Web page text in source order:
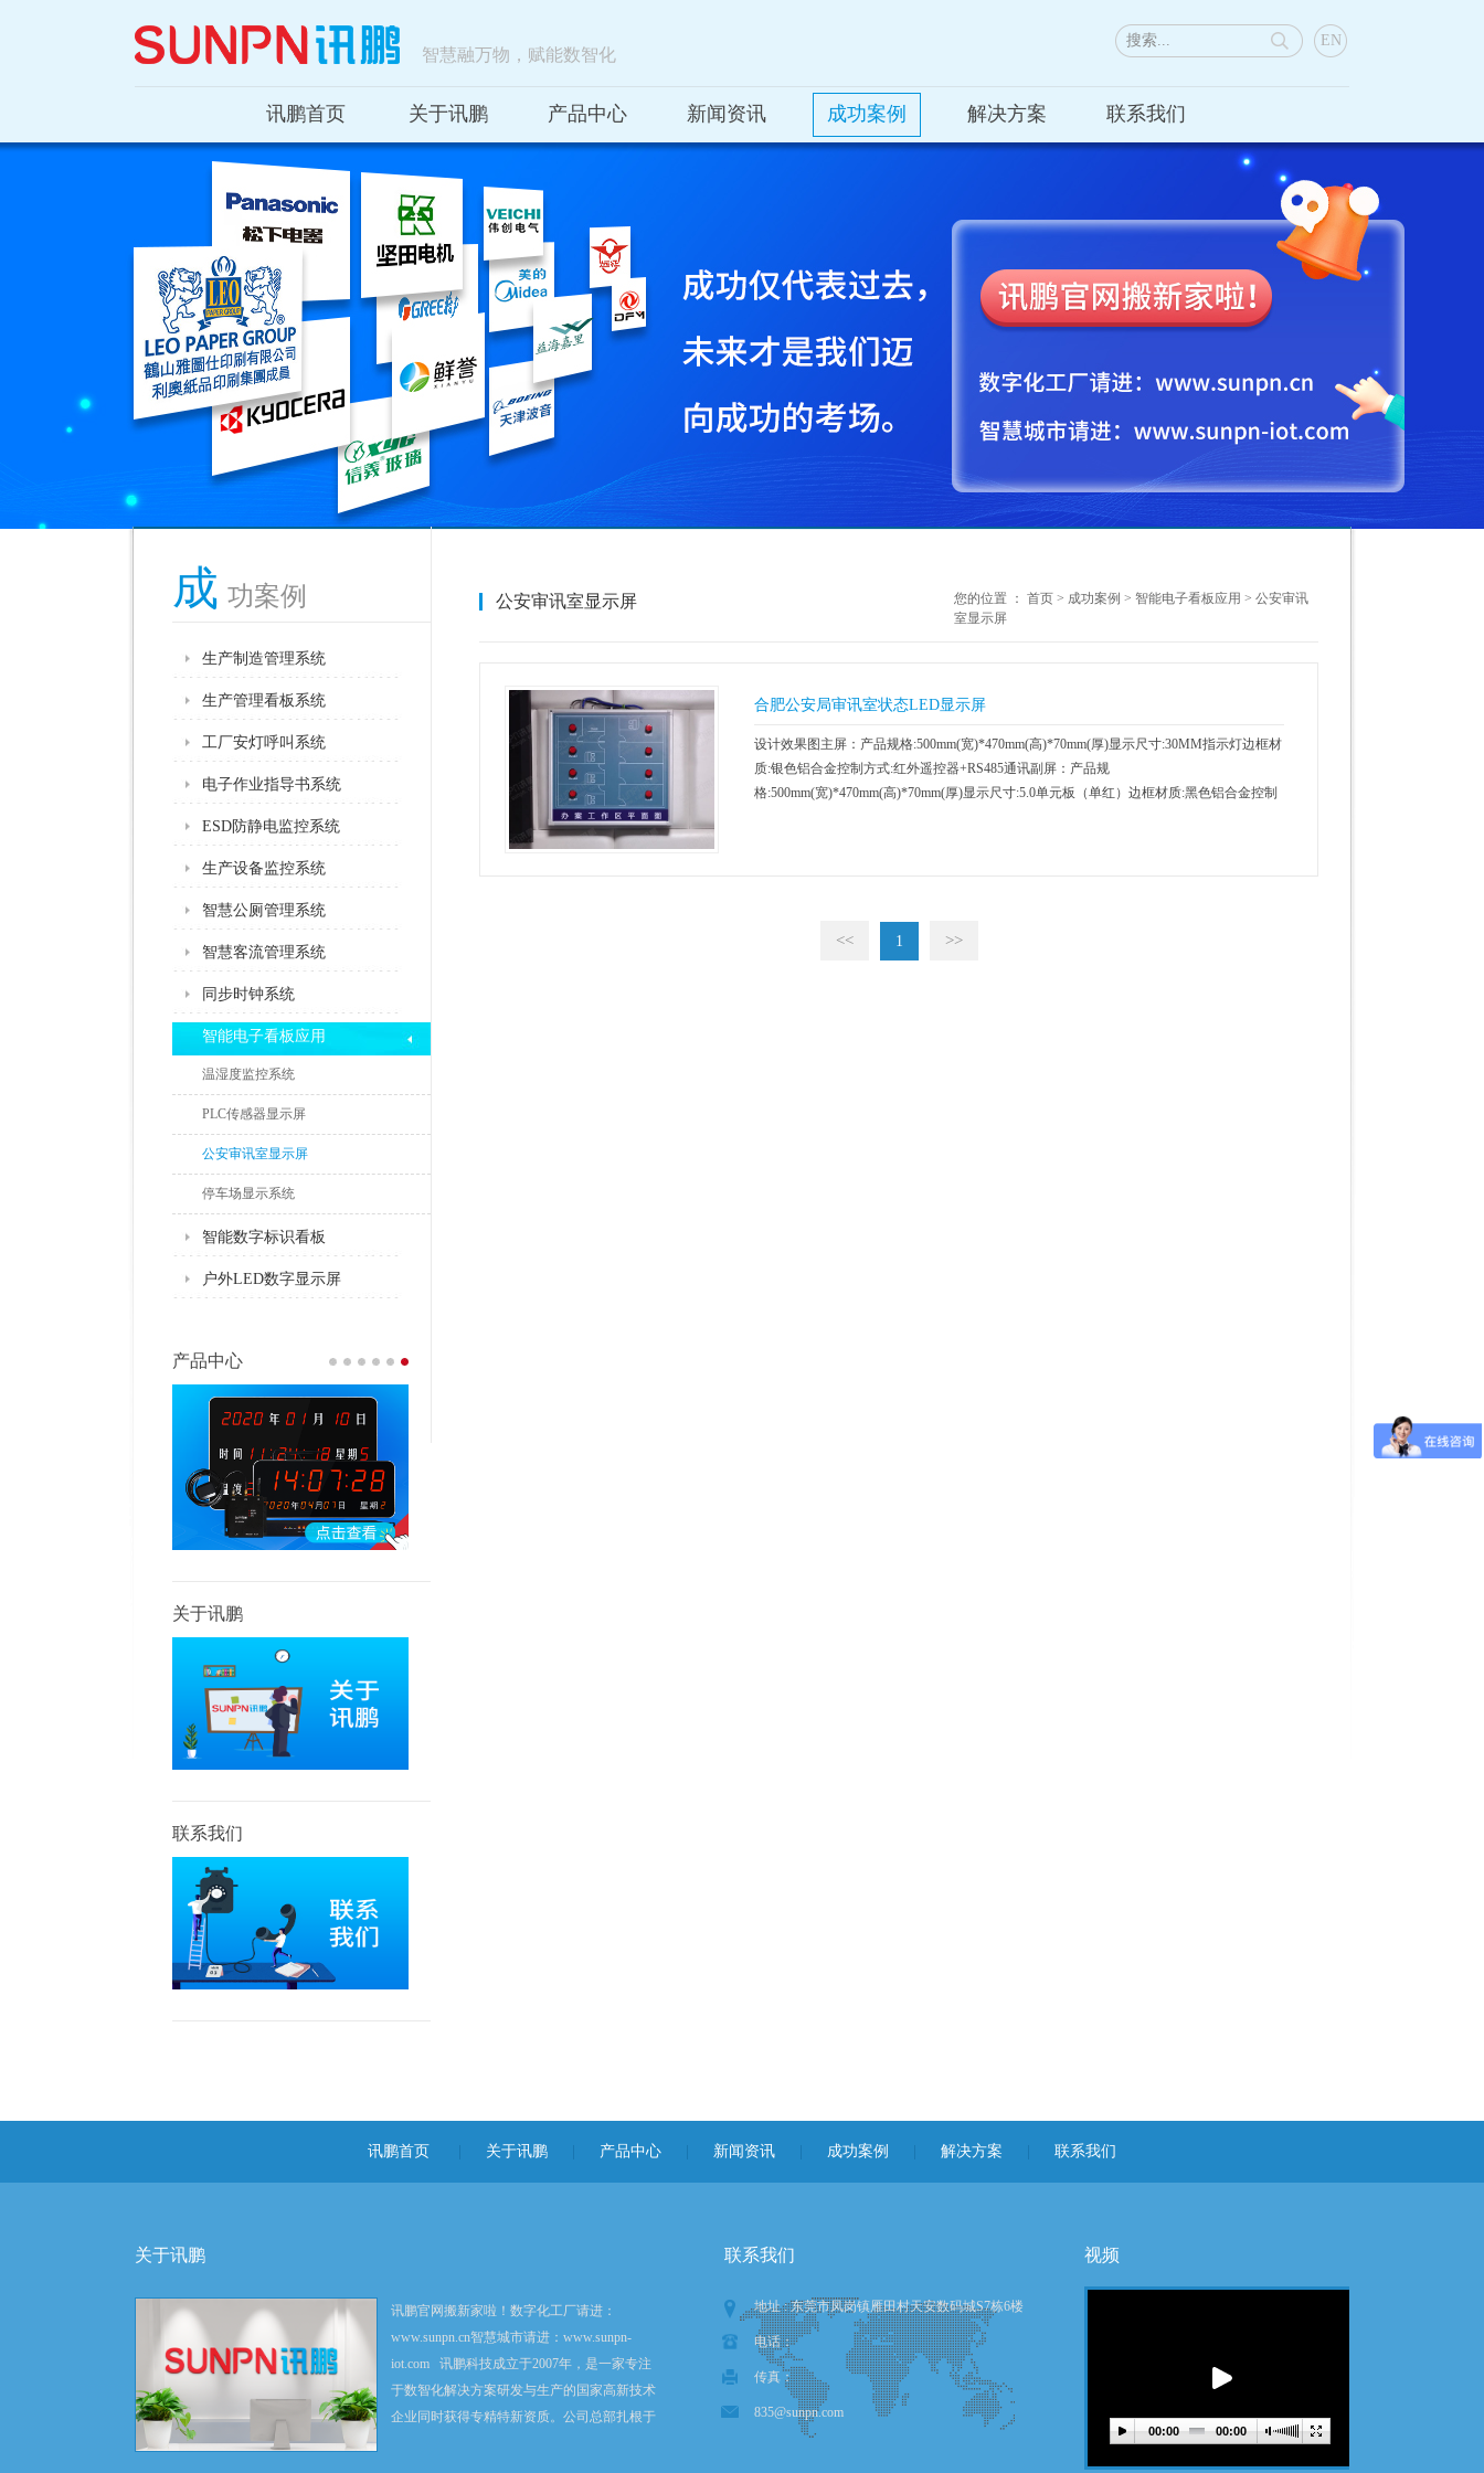
智慧融万物，赋能数智化
EN
讯鹏首页 关于讯鹏 产品中心 新闻资讯 成功案例 解决方案 联系我们
成 功案例
生产制造管理系统
生产管理看板系统
工厂安灯呼叫系统
电子作业指导书系统
ESD防静电监控系统
生产设备监控系统
智慧公厕管理系统
智慧客流管理系统
同步时钟系统
智能电子看板应用
温湿度监控系统
PLC传感器显示屏
公安审讯室显示屏
停车场显示系统
智能数字标识看板
户外LED数字显示屏
产品中心
关于讯鹏
联系我们
公安审讯室显示屏 您的位置 ： 首页 > 成功案例 > 智能电子看板应用 > 公安审讯
室显示屏
合肥公安局审讯室状态LED显示屏
设计效果图主屏：产品规格:500mm(宽)*470mm(高)*70mm(厚)显示尺寸:30MM指示灯边框材
质:银色铝合金控制方式:红外遥控器+RS485通讯副屏：产品规
格:500mm(宽)*470mm(高)*70mm(厚)显示尺寸:5.0单元板（单红）边框材质:黑色铝合金控制
<< 1 >>
讯鹏首页 关于讯鹏 产品中心 新闻资讯 成功案例 解决方案 联系我们
关于讯鹏
讯鹏官网搬新家啦！数字化工厂请进：
www.sunpn.cn智慧城市请进：www.sunpn-
iot.com 讯鹏科技成立于2007年，是一家专注
于数智化解决方案研发与生产的国家高新技术
企业同时获得专精特新资质。公司总部扎根于
联系我们
地址 : 东莞市凤岗镇雁田村天安数码城S7栋6楼
电话：
传真：
835@sunpn.com
视频
00:00 00:00